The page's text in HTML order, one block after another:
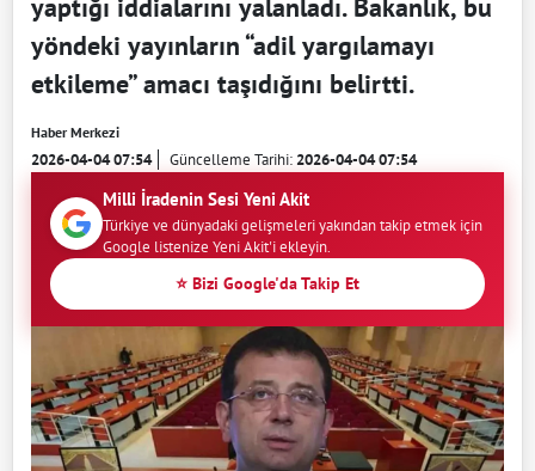
yaptığı iddialarını yalanladı. Bakanlık, bu
yöndeki yayınların “adil yargılamayı
etkileme” amacı taşıdığını belirtti.
Haber Merkezi
2026-04-04 07:54 Güncelleme Tarihi:2026-04-04 07:54
Milli İradenin Sesi Yeni Akit
Türkiye ve dünyadaki gelişmeleri yakından takip etmek için
Google listenize Yeni Akit'i ekleyin.
⭐ Bizi Google'da Takip Et